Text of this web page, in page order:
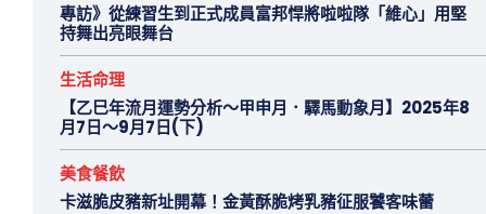
專訪》從練習生到正式成員富邦悍將啦啦隊「維心」用堅
持舞出亮眼舞台
生活命理
【乙巳年流月運勢分析～甲申月．驛馬動象月】2025年8
月7日～9月7日(下)
美食餐飲
卡滋脆皮豬新址開幕！金黃酥脆烤乳豬征服饕客味蕾